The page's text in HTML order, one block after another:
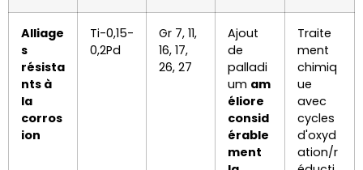
Alliage
s
résista
nts à
la
corros
ion
Ti-0,15-
0,2Pd
Gr 7, 11,
16, 17,
26, 27
Ajout
de
palladi
um am
éliore
consid
érable
ment
Traite
ment
chimiq
ue
avec
cycles
d'oxyd
ation/r